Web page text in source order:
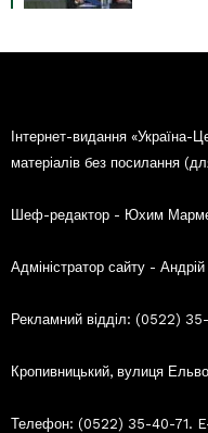
Інтернет-видання «Україна-
матеріалів без посилання
Шеф-редактор - Юхим
Адміністратор сайту -
Рекламний відділ: (0522)
Кропивницький, вулиця
Телефон: (0522) 35-40-71.